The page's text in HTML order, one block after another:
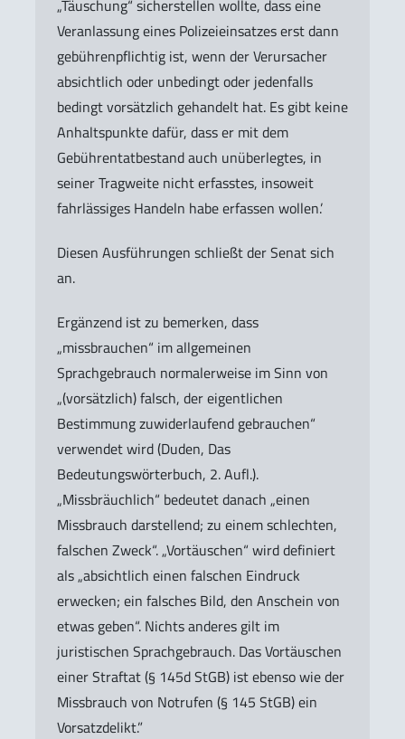
„Täuschung“ sicherstellen wollte, dass eine
Veranlassung eines Polizeieinsatzes erst dann
gebührenpflichtig ist, wenn der Verursacher
absichtlich oder unbedingt oder jedenfalls
bedingt vorsätzlich gehandelt hat. Es gibt keine
Anhaltspunkte dafür, dass er mit dem
Gebührentatbestand auch unüberlegtes, in
seiner Tragweite nicht erfasstes, insoweit
fahrlässiges Handeln habe erfassen wollen.’
Diesen Ausführungen schließt der Senat sich
an.
Ergänzend ist zu bemerken, dass
„missbrauchen“ im allgemeinen
Sprachgebrauch normalerweise im Sinn von
„(vorsätzlich) falsch, der eigentlichen
Bestimmung zuwiderlaufend gebrauchen“
verwendet wird (Duden, Das
Bedeutungswörterbuch, 2. Aufl.).
„Missbräuchlich“ bedeutet danach „einen
Missbrauch darstellend; zu einem schlechten,
falschen Zweck“. „Vortäuschen“ wird definiert
als „absichtlich einen falschen Eindruck
erwecken; ein falsches Bild, den Anschein von
etwas geben“. Nichts anderes gilt im
juristischen Sprachgebrauch. Das Vortäuschen
einer Straftat (§ 145d StGB) ist ebenso wie der
Missbrauch von Notrufen (§ 145 StGB) ein
Vorsatzdelikt.”